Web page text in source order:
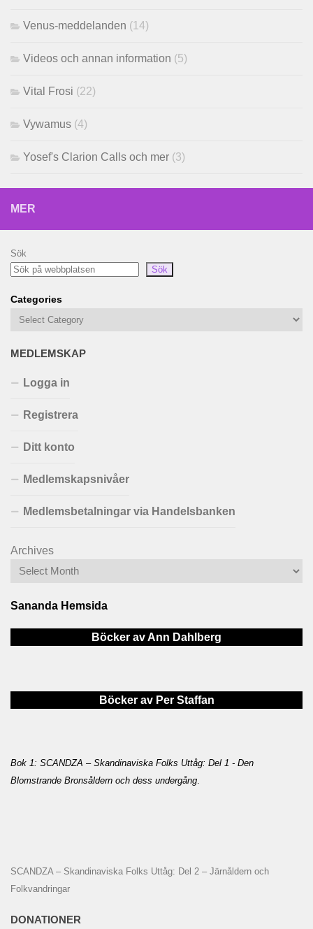
Venus-meddelanden (14)
Videos och annan information (5)
Vital Frosi (22)
Vywamus (4)
Yosef's Clarion Calls och mer (3)
MER
Sök
Sök
Categories
MEDLEMSKAP
Logga in
Registrera
Ditt konto
Medlemskapsnivåer
Medlemsbetalningar via Handelsbanken
Archives
Sananda Hemsida
Böcker av Ann Dahlberg
Böcker av Per Staffan
Bok 1: SCANDZA – Skandinaviska Folks Uttåg: Del 1 - Den
Blomstrande Bronsåldern och dess undergång
SCANDZA – Skandinaviska Folks Uttåg: Del 2 – Järnåldern och
Folkvandringar
DONATIONER